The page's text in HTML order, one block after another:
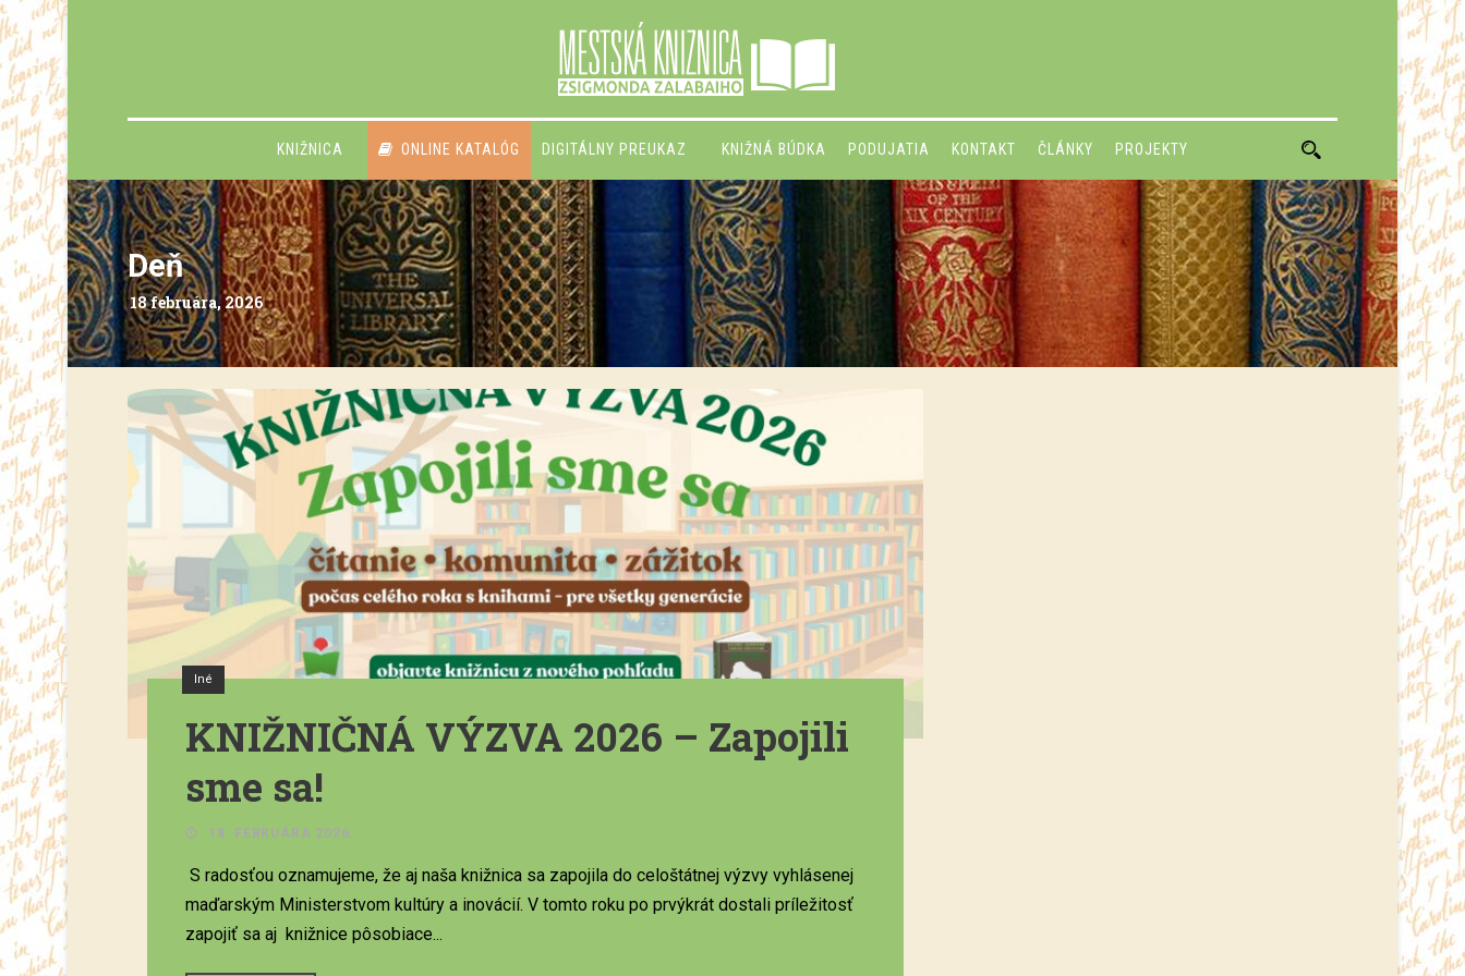
KNIŽNICA ONLINE KATALÓG DIGITÁLNY PREUKAZ KNIŽNÁ BÚDKA PODUJATIA KONTAKT ČLÁNKY PROJEKTY
Deň
18 februára, 2026
Iné
KNIŽNIČNÁ VÝZVA 2026 – Zapojili
sme sa!
18. FEBRUÁRA 2026.
S radosťou oznamujeme, že aj naša knižnica sa zapojila do celoštátnej výzvy vyhlásenej
maďarským Ministerstvom kultúry a inovácií. V tomto roku po prvýkrát dostali príležitosť
zapojiť sa aj knižnice pôsobiace...